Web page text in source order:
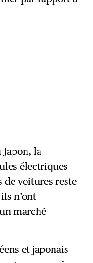
Japon, la
électriques
de voitures reste
n’ont
marché
et japonais